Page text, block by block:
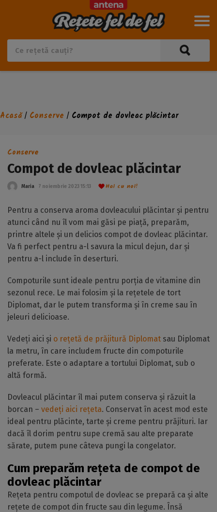
Acasă/ Conserve / Compot de dovleac plăcintar
Conserve
Compot de dovleac plăcintar
Maria 7 noiembrie 2023 15:13 Hai cu noi!
Pentru a conserva aroma dovleacului plăcintar și pentru
atunci când nu îl vom mai găsi pe piață, preparăm,
printre altele și un delicios compot de dovleac plăcintar.
Va fi perfect pentru a-l savura la micul dejun, dar și
pentru a-l include în deserturi.
Compoturile sunt ideale pentru porția de vitamine din
sezonul rece. Le mai folosim și la rețetele de tort
Diplomat, dar le putem transforma și în creme sau în
jeleuri delicioase.
Vedeți aici și o rețetă de prăjitură Diplomat sau Diplomat
la metru, în care includem fructe din compoturile
preferate. Este o adaptare a tortului Diplomat, sub o
altă formă.
Dovleacul plăcintar îl mai putem conserva și răzuit la
borcan – vedeți aici rețeta. Conservat în acest mod este
ideal pentru plăcinte, tarte și creme pentru prăjituri. Iar
dacă îl dorim pentru supe cremă sau alte preparate
sărate, putem pune câteva pungi la congelator.
Cum preparăm rețeta de compot de
dovleac plăcintar
Rețeta pentru compotul de dovleac se prepară ca și alte
rețete de compot din fructe sau din legume. Însă